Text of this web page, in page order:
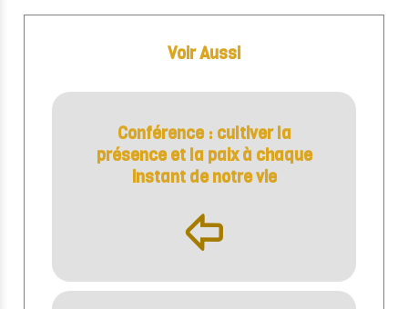
Voir Aussi
Conférence : cultiver la
présence et la paix à chaque
instant de notre vie
þ